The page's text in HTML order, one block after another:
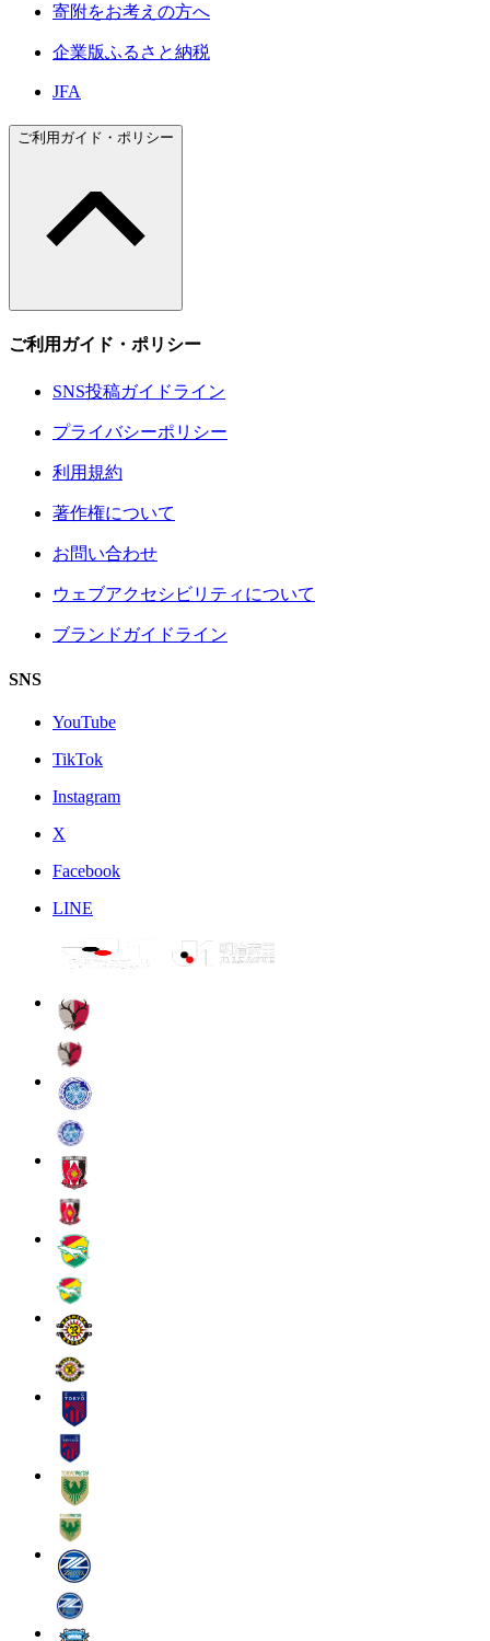
寄附をお考えの方へ
企業版ふるさと納税
JFA
ご利用ガイド・ポリシー
ご利用ガイド・ポリシー
SNS投稿ガイドライン
プライバシーポリシー
利用規約
著作権について
お問い合わせ
ウェブアクセシビリティについて
ブランドガイドライン
SNS
YouTube
TikTok
Instagram
X
Facebook
LINE